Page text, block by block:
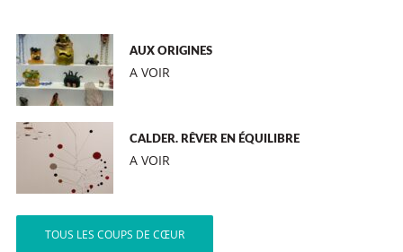
AUX ORIGINES
A VOIR
CALDER. RÊVER EN ÉQUILIBRE
A VOIR
TOUS LES COUPS DE CŒUR